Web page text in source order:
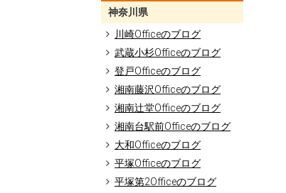
神奈川県
川崎Officeのブログ
武蔵小杉Officeのブログ
登戸Officeのブログ
湘南藤沢Officeのブログ
湘南辻堂Officeのブログ
湘南台駅前Officeのブログ
大和Officeのブログ
平塚Officeのブログ
平塚第2Officeのブログ